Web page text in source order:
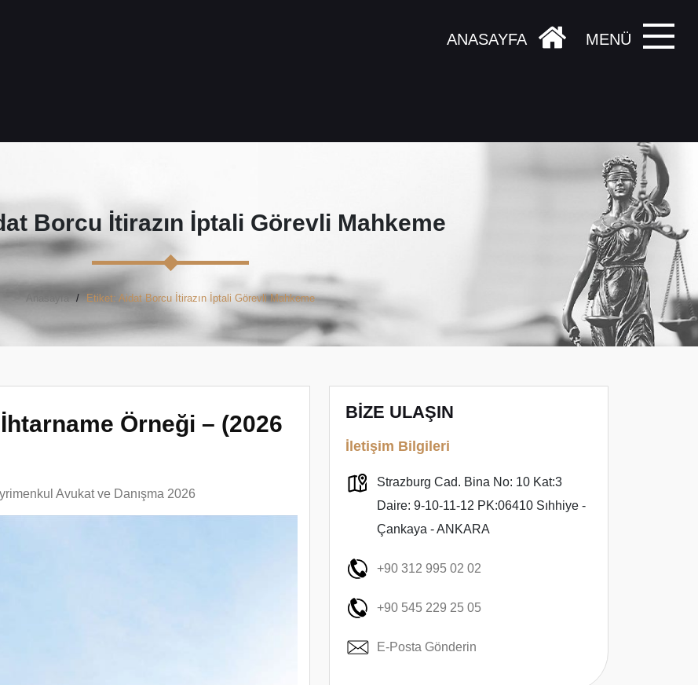
MENÜ
ANASAYFA
Borcu İtirazın İptali Görevli Mahkeme
Anasayfa Etiket: Aidat Borcu İtirazın İptali Görevli Mahkeme
Örneği – (2026
Avukat ve Danışma 2026
BİZE ULAŞIN
İletişim Bilgileri
Strazburg Cad. Bina No: 10 Kat:3
Daire: 9-10-11-12 PK:06410 Sıhhiye -
Çankaya - ANKARA
+90 312 995 02 02
+90 545 229 25 05
E-Posta Gönderin